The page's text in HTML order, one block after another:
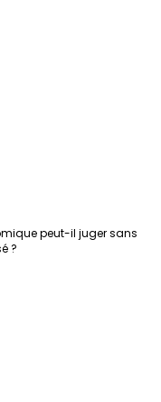
peut-il juger sans
?